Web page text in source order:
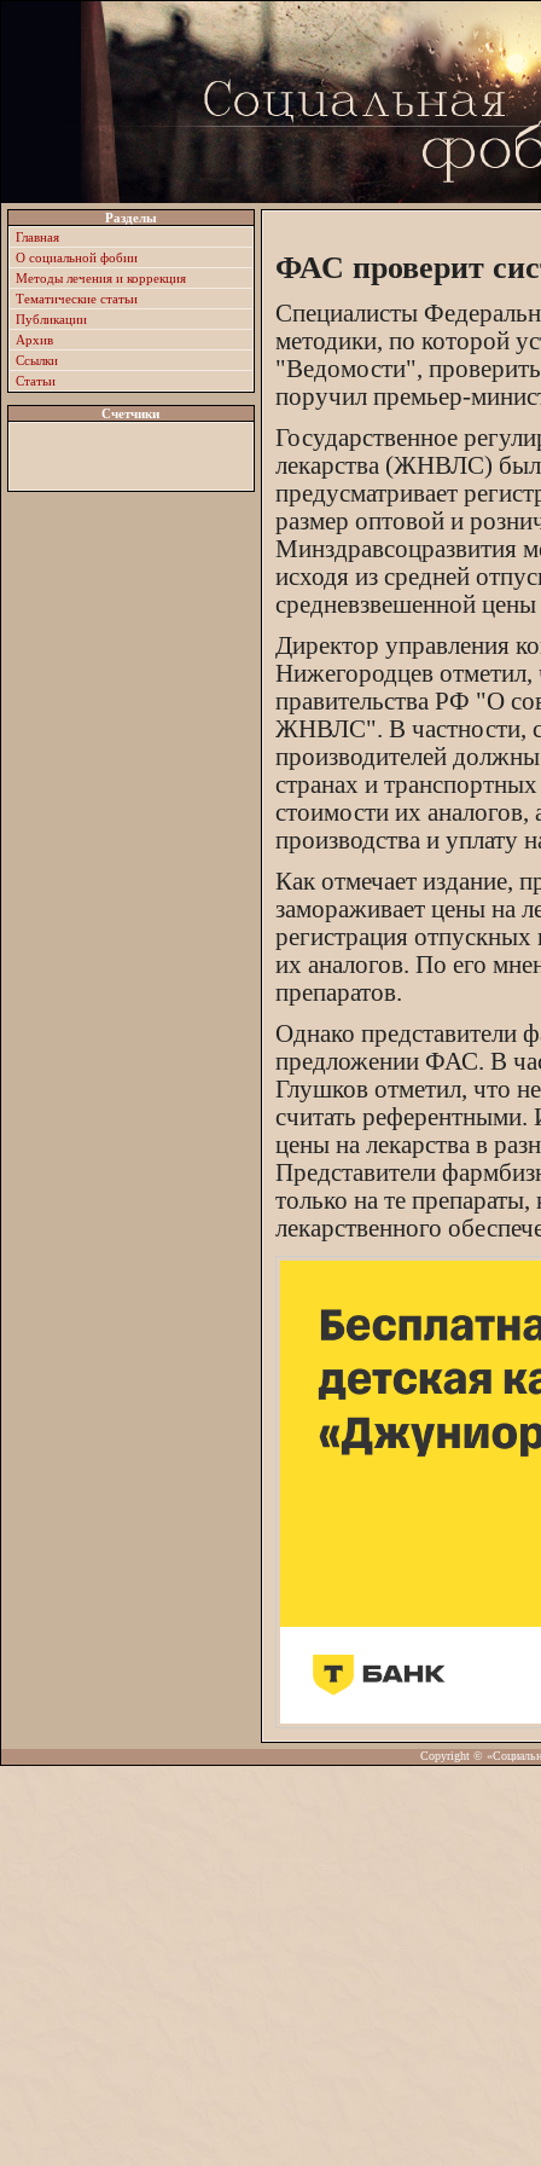
Разделы
Главная
О социальной фобии
Методы лечения и коррекция
Тематические статьи
Публикации
Архив
Ссылки
Статьи
Счетчики
ФАС проверит
Специалисты
методики, по которой
"Ведомости",
поручил премьер-
Государственное
лекарства (ЖНВЛС)
предусматривает
размер оптовой и
Минздравсоцразвития
исходя из средней
средневзвешенной
Директор управления
Нижегородцев отметил,
правительства РФ "О
ЖНВЛС". В частности,
производителей
странах и
стоимости их аналогов,
производства и уплату
Как отмечает издание,
замораживает цены на
регистрация отпускных
их аналогов. По его
препаратов.
Однако представители
предложении ФАС. В
Глушков отметил, что
считать референтными.
цены на лекарства в
Представители
только на те
лекарственного
Copyright ©